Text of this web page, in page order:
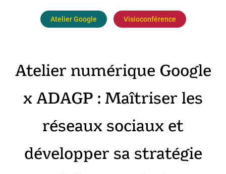
Atelier Google Visioconférence
Atelier numérique Google
x ADAGP : Maîtriser les
réseaux sociaux et
développer sa stratégie